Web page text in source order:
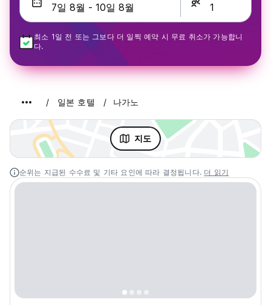
최소 1일 전 또는 그보다 더 일찍 예약 시 무료 취소가 가능합니
다.
일본 호텔 나가노
지도
순위는 지급된 수수료 및 기타 요인에 따라 결정됩니다. 더 읽기